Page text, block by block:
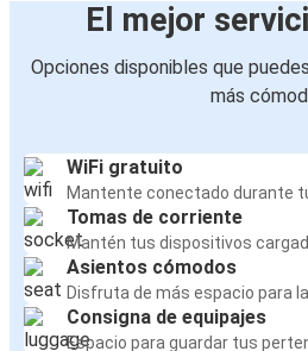
El mejor
Opciones disponibles que
más
WiFi gratuito
Mantente conectado durante
Tomas de corriente
Mantén tus dispositivos
Asientos cómodos
Disfruta de más espacio para
Consigna de equipajes
Espacio para guardar tus